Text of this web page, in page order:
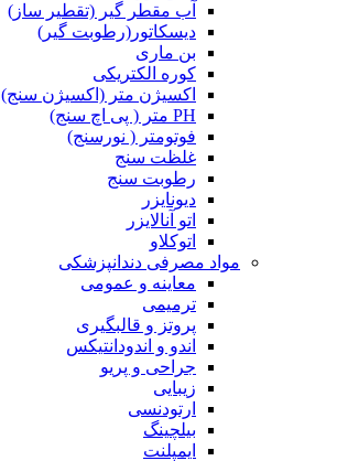
آب مقطر گیر (تقطیر ساز)
دیسکاتور(رطوبت گیر)
بن ماری
کوره الکتریکی
اکسیژن متر (اکسیژن سنج)
PH متر ( پی اچ سنج)
فوتومتر ( نورسنج)
غلظت سنج
رطوبت سنج
دیونایزر
اتو آنالایزر
اتوکلاو
مواد مصرفی دندانپزشکی
معاینه و عمومی
ترمیمی
پروتز و قالبگیری
اندو و اندودانتیکس
جراحی و پریو
زیبایی
ارتودنسی
بیلچینگ
ایمپلنت